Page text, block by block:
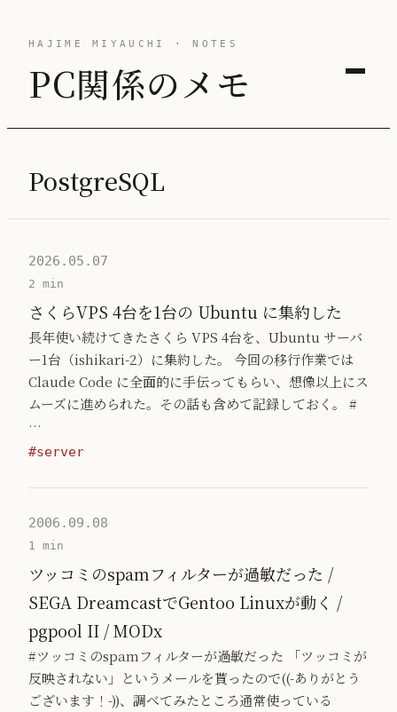
HAJIME MIYAUCHI · NOTES
PC関係のメモ
PostgreSQL
2026.05.07
2 min
さくらVPS 4台を1台の Ubuntu に集約した
長年使い続けてきたさくら VPS 4台を、Ubuntu サーバ
ー1台（ishikari-2）に集約した。 今回の移行作業では
Claude Code に全面的に手伝ってもらい、想像以上にス
ムーズに進められた。その話も含めて記録しておく。 #
…
#server
2006.09.08
1 min
ツッコミのspamフィルターが過敏だった /
SEGA DreamcastでGentoo Linuxが動く /
pgpool II / MODx
#ツッコミのspamフィルターが過敏だった 「ツッコミが
反映されない」というメールを貰ったので((-ありがとう
ございます！-))、調べてみたところ通常使っている